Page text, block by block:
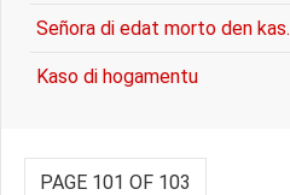
Señora di edat morto den kas.
Kaso di hogamentu
PAGE 101 OF 103